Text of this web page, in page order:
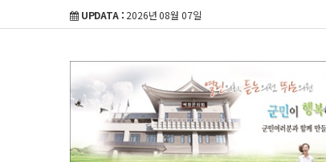
UPDATA : 2026년 08월 07일